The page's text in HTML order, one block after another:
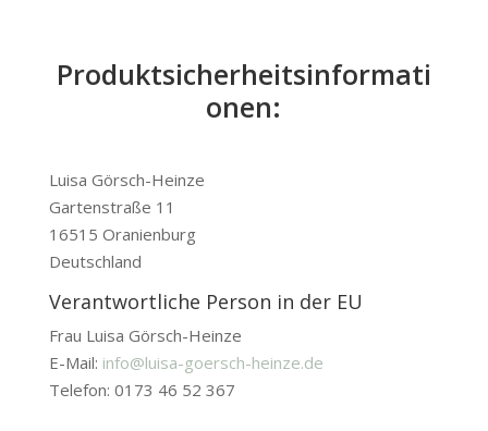
Produktsicherheitsinformati
onen:
Luisa Görsch-Heinze
Gartenstraße 11
16515 Oranienburg
Deutschland
Verantwortliche Person in der EU
Frau Luisa Görsch-Heinze
E-Mail: info@luisa-goersch-heinze.de
Telefon: 0173 46 52 367